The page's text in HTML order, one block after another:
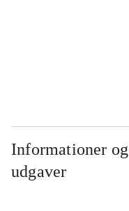
Informationer og
udgaver